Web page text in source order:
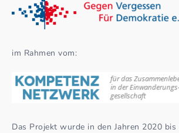
im Rahmen vom:
Das Projekt wurde in den Jahren 2020